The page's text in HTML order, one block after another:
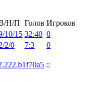
Н/П Голов Игроков
10/15 32:40 0
2/0 7:3 0
::